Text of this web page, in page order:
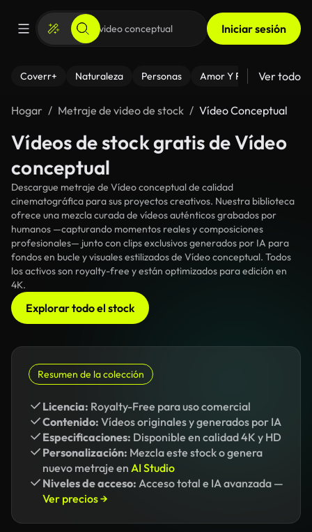
Iniciar sesión
Coverr+ Naturaleza Personas Amor Y Relaciones
Ver todo
Hogar Metraje de video de stock Vídeo Conceptual
Vídeos de stock gratis de Vídeo
conceptual
Descargue metraje de Vídeo conceptual de calidad
cinematográfica para sus proyectos creativos. Nuestra biblioteca
ofrece una mezcla curada de vídeos auténticos grabados por
humanos —capturando momentos reales y composiciones
profesionales— junto con clips exclusivos generados por IA para
fondos en bucle y visuales estilizados de Vídeo conceptual. Todos
los activos son royalty-free y están optimizados para edición en
4K.
Explorar todo el stock
Resumen de la colección
Licencia: Royalty-Free para uso comercial
Contenido: Vídeos originales y generados por IA
Especificaciones: Disponible en calidad 4K y HD
Personalización: Mezcla este stock o genera
nuevo metraje en AI Studio
Niveles de acceso: Acceso total e IA avanzada —
Ver precios →